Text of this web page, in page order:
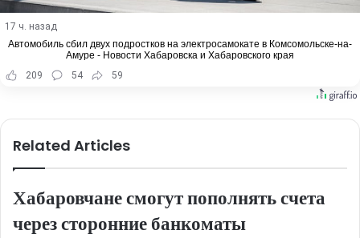
17 ч. назад
Автомобиль сбил двух подростков на электросамокате в Комсомольске-на-
Амуре - Новости Хабаровска и Хабаровского края
209
54 59
Related Articles
Хабаровчане смогут пополнять счета
через сторонние банкоматы